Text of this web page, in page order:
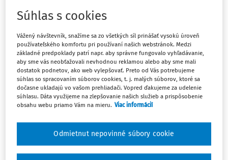
orgánu samosprávy sudcov pri uložení prísnych
disciplinárnych sankcií sudcovi
Sťažovateľka je moldavská štátna príslušníčka, ktorá sa narodila v roku
1963. Je sudkyňa a žije v Kišiňove v Moldavsku.
V roku 2011 sa proti sťažovateľke začali dve disciplinárne
konania, ktorých výsledkom boli dva prísne postihy. Vo veci
rozhodoval disciplinárny senát Národnej komisie justičnej
V prvom konaní disciplinárny senát zistil, že sťažovateľka
Súhlas s cookies
Vážený návštevník, snažíme sa zo všetkých síl prinášať vysokú úroveň
používateľského komfortu pri používaní našich webstránok. Medzi
základné predpoklady patrí napr. aby správne fungovalo vyhľadávanie,
aby sme vás neobťažovali nevhodnou reklamou alebo aby sme mali
dostatok podnetov, ako web vylepšovať. Preto od Vás potrebujeme
súhlas so spracovaním súborov cookies, t. j. malých súborov, ktoré sa
dočasne ukladajú vo vašom prehliadači. Vopred ďakujeme za udelenie
súhlasu. Dáta využijeme na zlepšovanie našich služieb a prispôsobenie
obsahu webu priamo Vám na mieru. Viac informácií
Odmietnut nepovinné súbory cookie